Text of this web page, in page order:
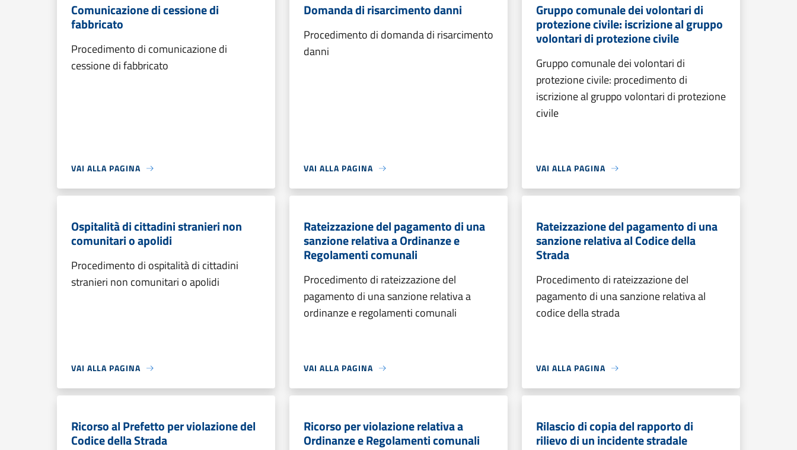
Comunicazione di cessione di
fabbricato
Procedimento di comunicazione di
cessione di fabbricato
VAI ALLA PAGINA
Domanda di risarcimento danni
Procedimento di domanda di risarcimento
danni
VAI ALLA PAGINA
Gruppo comunale dei volontari di
protezione civile: iscrizione al gruppo
volontari di protezione civile
Gruppo comunale dei volontari di
protezione civile: procedimento di
iscrizione al gruppo volontari di protezione
civile
VAI ALLA PAGINA
Ospitalità di cittadini stranieri non
comunitari o apolidi
Procedimento di ospitalità di cittadini
stranieri non comunitari o apolidi
VAI ALLA PAGINA
Rateizzazione del pagamento di una
sanzione relativa a Ordinanze e
Regolamenti comunali
Procedimento di rateizzazione del
pagamento di una sanzione relativa a
ordinanze e regolamenti comunali
VAI ALLA PAGINA
Rateizzazione del pagamento di una
sanzione relativa al Codice della
Strada
Procedimento di rateizzazione del
pagamento di una sanzione relativa al
codice della strada
VAI ALLA PAGINA
Ricorso al Prefetto per violazione del
Codice della Strada
Ricorso per violazione relativa a
Ordinanze e Regolamenti comunali
Rilascio di copia del rapporto di
rilievo di un incidente stradale